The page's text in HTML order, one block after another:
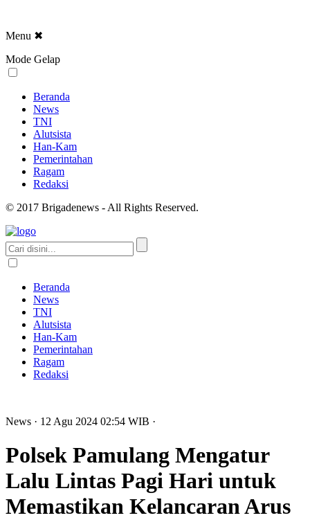
Menu ✖
Mode Gelap
Beranda
News
TNI
Alutsista
Han-Kam
Pemerintahan
Ragam
Redaksi
© 2017 Brigadenews - All Rights Reserved.
Beranda
News
TNI
Alutsista
Han-Kam
Pemerintahan
Ragam
Redaksi
News · 12 Agu 2024 02:54 WIB ·
Polsek Pamulang Mengatur
Lalu Lintas Pagi Hari untuk
Memastikan Kelancaran Arus